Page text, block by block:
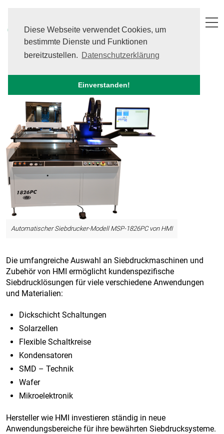
Diese Webseite verwendet Cookies, um
bestimmte Dienste und Funktionen
bereitzustellen. Datenschutzerklärung
Einverstanden!
content
Siebdruckanlagen für viele
Anwendungen
Automatischer Siebdrucker-Modell MSP-1826PC von HMI
Die umfangreiche Auswahl an Siebdruckmaschinen und
Zubehör von HMI ermöglicht kundenspezifische
Siebdrucklösungen für viele verschiedene Anwendungen
und Materialien:
Dickschicht Schaltungen
Solarzellen
Flexible Schaltkreise
Kondensatoren
SMD – Technik
Wafer
Mikroelektronik
Hersteller wie HMI investieren ständig in neue
Anwendungsbereiche für ihre bewährten Siebdrucksysteme.